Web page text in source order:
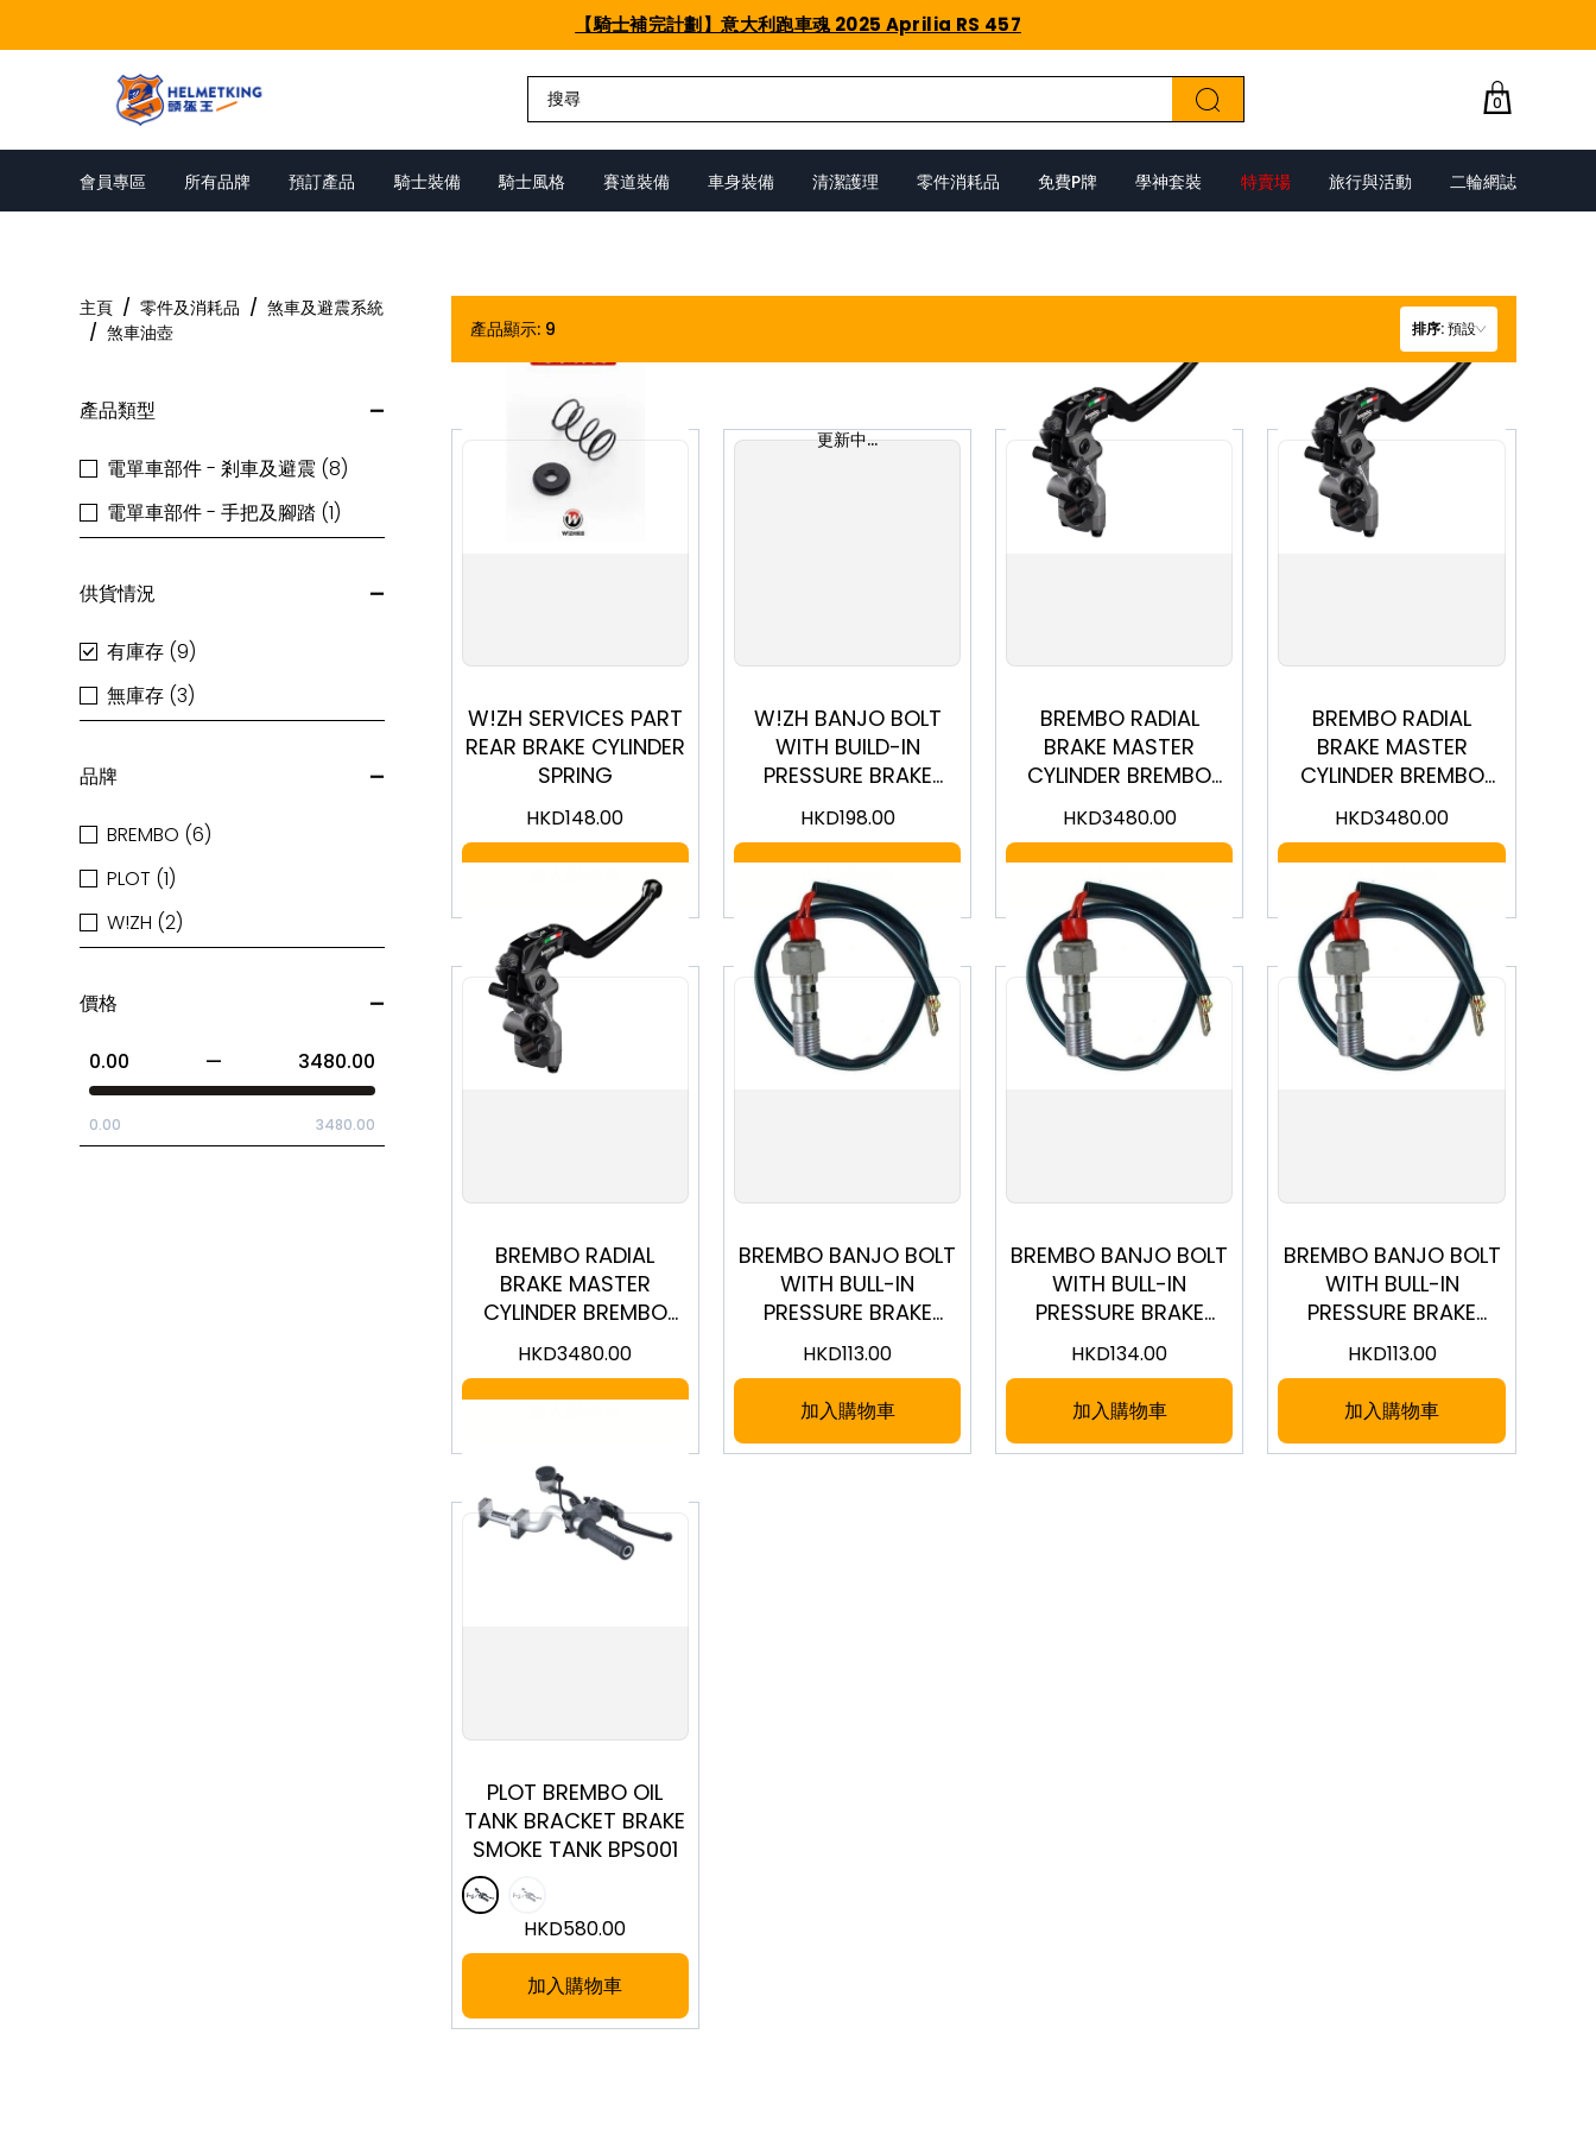
【騎士補完計劃】意大利跑車魂 2025 Aprilia RS 457
0
會員專區 所有品牌 預訂產品 騎士裝備 騎士風格 賽道裝備 車身裝備 清潔護理 零件消耗品 免費P牌 學神套裝 特賣場 旅行與活動 二輪網誌
煞車油壺
主頁 / 零件及消耗品 / 煞車及避震系統
/ 煞車油壺
產品類型
電單車部件 - 剎車及避震 (8)
電單車部件 - 手把及腳踏 (1)
供貨情況
有庫存 (9)
無庫存 (3)
品牌
BREMBO (6)
PLOT (1)
W!ZH (2)
價格
0.00 — 3480.00
0.00 3480.00
產品顯示: 9 排序:預設
W!ZH SERVICES PART
REAR BRAKE CYLINDER
SPRING
HKD148.00
更新中...
W!ZH BANJO BOLT
WITH BUILD-IN
PRESSURE BRAKE
LIGHT SWITCH
M10X1.25MM
HKD198.00
加入購物車
BREMBO RADIAL
BRAKE MASTER
CYLINDER BREMBO
15RCS CORSA CORTA
[110C74030]
HKD3480.00
加入購物車
BREMBO RADIAL
BRAKE MASTER
CYLINDER BREMBO
19RCS CORSA CORTA
[110C74010]
HKD3480.00
加入購物車
BREMBO RADIAL
BRAKE MASTER
CYLINDER BREMBO
17RCS CORSA CORTA
[110C74040]
HKD3480.00
BREMBO BANJO BOLT
WITH BULL-IN
PRESSURE BRAKE
LIGHT SWITCH
10X1.25MM FOR 1
BANJOS (0626MQ21)
HKD113.00
加入購物車
BREMBO BANJO BOLT
WITH BULL-IN
PRESSURE BRAKE
LIGHT SWITCH
10X1.0MM FOR 2
BANJOS (0626MQ30)
HKD134.00
加入購物車
BREMBO BANJO BOLT
WITH BULL-IN
PRESSURE BRAKE
LIGHT SWITCH
10X1.0MM FOR 1
BANJOS (0626MQ20)
HKD113.00
加入購物車
PLOT BREMBO OIL
TANK BRACKET BRAKE
SMOKE TANK BPS001
HKD580.00
加入購物車